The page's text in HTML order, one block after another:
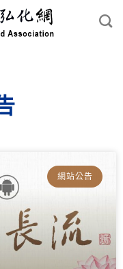
網站公告